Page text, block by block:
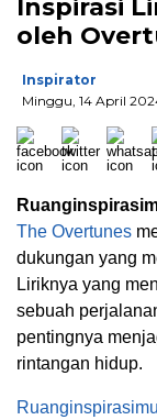
Inspirasi
oleh
Inspirator
Minggu, 14 April
The Overtunes
dukungan yang
Liriknya yang
sebuah
pentingnya
rintangan hidup.
Ruanginspirasimu